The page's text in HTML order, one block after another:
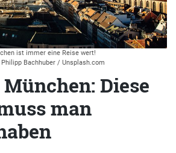
ist immer eine Reise wert!
Bachhuber / Unsplash.com
Diese
man